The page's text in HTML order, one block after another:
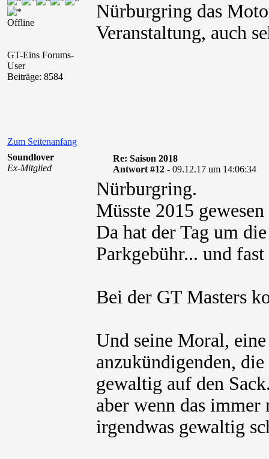
Offline
GT-Eins Forums-
User
Beiträge: 8584
Nürburgring das
Veranstaltung, auch
Zum Seitenanfang
Soundlover
Ex-Mitglied
Re: Saison 2018
Antwort #12 - 09.12.17 um 14:06:34
Nürburgring.
Müsste 2015
Da hat der Tag um
Parkgebühr... und
Bei der GT Masters
Und seine Moral,
anzukündigenden,
gewaltig auf den
aber wenn das
irgendwas gewaltig